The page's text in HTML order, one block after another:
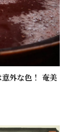
外な色！ 奄美